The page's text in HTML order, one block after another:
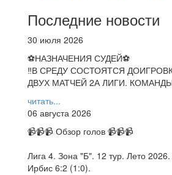
Последние новости
30 июля 2026
⚽НАЗНАЧЕНИЯ СУДЕЙ⚽
‼В СРЕДУ СОСТОЯТСЯ
ДВУХ МАТЧЕЙ 2А ЛИГИ.
читать...
06 августа 2026
📹📹📹 Обзор голов 📹📹📹
Лига 4. Зона "Б". 12 тур. Лето
Ирбис 6:2 (1:0).